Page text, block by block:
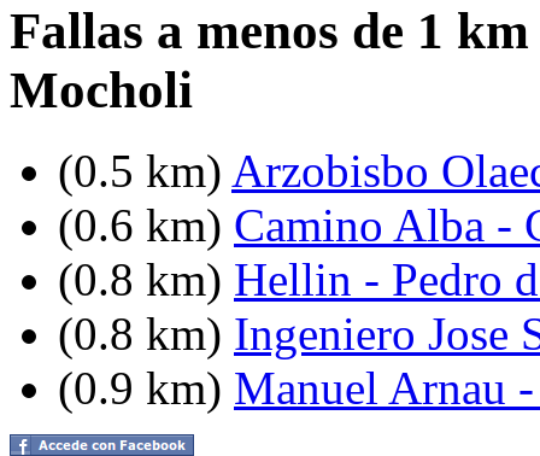
Fallas a menos de 1
Mocholi
(0.5 km) Arzobisbo
(0.6 km) Camino Alba -
(0.8 km) Hellin - Pedro
(0.8 km) Ingeniero Jose
(0.9 km) Manuel Arnau